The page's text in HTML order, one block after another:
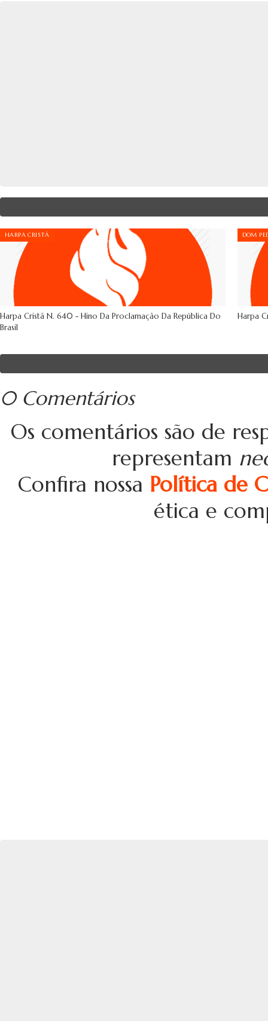
HARPA CRISTÃ
Harpa Cristã N. 640 - Hino Da Proclamação Da República Do
Brasil
DOM
Harpa
0 Comentários
Os comentários são de
representam
Confira nossa Política de
ética e